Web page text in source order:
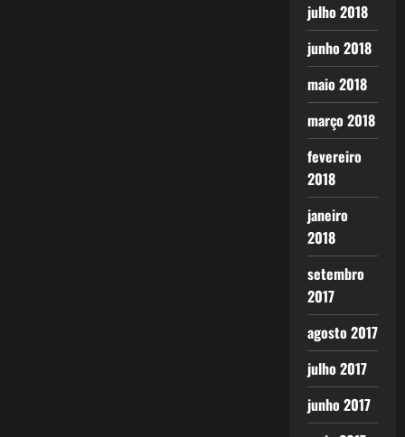
julho 2018
junho 2018
maio 2018
março 2018
fevereiro
2018
janeiro
2018
setembro
2017
agosto 2017
julho 2017
junho 2017